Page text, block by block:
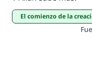
El comienzo de la